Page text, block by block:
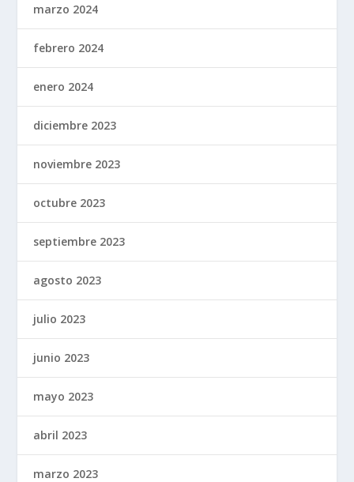
marzo 2024
febrero 2024
enero 2024
diciembre 2023
noviembre 2023
octubre 2023
septiembre 2023
agosto 2023
julio 2023
junio 2023
mayo 2023
abril 2023
marzo 2023